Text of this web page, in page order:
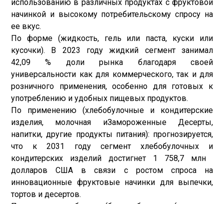
использованию в различных продуктах с фруктовой
начинкой и высокому потребительскому спросу на
ее вкус.
По форме (жидкость, гель или паста, куски или
кусочки). В 2023 году жидкий сегмент занимал
42,09 % доли рынка благодаря своей
универсальности как для коммерческого, так и для
розничного применения, особенно для готовых к
употреблению и удобных пищевых продуктов.
По применению (хлебобулочные и кондитерские
изделия, молочная иЗамороженные Десерты,
напитки, другие продукты питания): прогнозируется,
что к 2031 году сегмент хлебобулочных и
кондитерских изделий достигнет 1 758,7 млн ​​
долларов США в связи с ростом спроса на
инновационные фруктовые начинки для выпечки,
тортов и десертов.